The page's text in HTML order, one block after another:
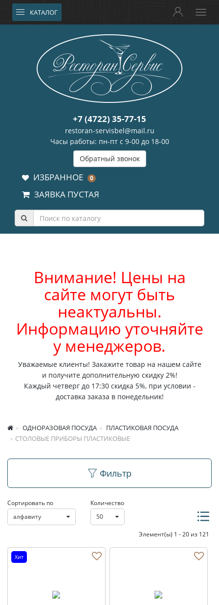
КАТАЛОГ
+7 (4722) 35-77-15
restoran-servisbel@mail.ru
Часы работы: пн-пт с 9-00 до 18-00
Обратный звонок
ИЗБРАННОЕ 0
ЗАЯВКА ПУСТАЯ
Внимание! Цены на
сайте могут быть
неактуальны.
Информацию уточняйте
у менеджеров.
Уважаемые клиенты! Закажите товар на нашем сайте
и получите дополнительную скидку 2%!
Каждый четверг до 17:30 скидка 5%, при условии -
доставка заказа в понедельник!
ОДНОРАЗОВАЯ ПОСУДА
ПЛАСТИКОВАЯ ПОСУДА
СТОЛОВЫЕ ПРИБОРЫ ПЛАСТИКОВЫЕ
Столовые приборы
пластиковые
Фильтр
Сортировать по
алфавиту
Количество
50
Элемент(ы) 1 - 20 из 121
Хит